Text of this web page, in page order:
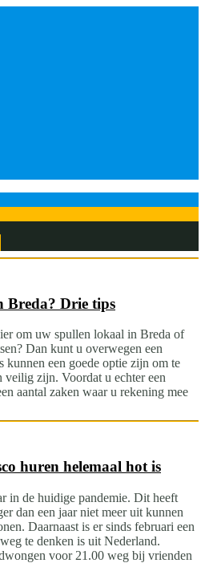
Breda? Drie tips
om uw spullen lokaal in Breda of
Dan kunt u overwegen een
kunnen een goede optie zijn om te
veilig zijn. Voordat u echter een
aantal zaken waar u rekening mee
huren helemaal hot is
in de huidige pandemie. Dit heeft
dan een jaar niet meer uit kunnen
Daarnaast is er sinds februari een
te denken is uit Nederland.
voor 21.00 weg bij vrienden